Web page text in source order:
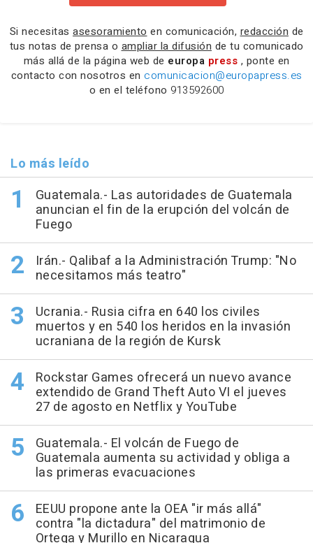
Si necesitas asesoramiento en comunicación, redacción de
tus notas de prensa o ampliar la difusión de tu comunicado
más allá de la página web de europa press , ponte en
contacto con nosotros en comunicacion@europapress.es
o en el teléfono 913592600
Lo más leído
Guatemala.- Las autoridades de Guatemala
anuncian el fin de la erupción del volcán de
Fuego
Irán.- Qalibaf a la Administración Trump: "No
necesitamos más teatro"
Ucrania.- Rusia cifra en 640 los civiles
muertos y en 540 los heridos en la invasión
ucraniana de la región de Kursk
Rockstar Games ofrecerá un nuevo avance
extendido de Grand Theft Auto VI el jueves
27 de agosto en Netflix y YouTube
Guatemala.- El volcán de Fuego de
Guatemala aumenta su actividad y obliga a
las primeras evacuaciones
EEUU propone ante la OEA "ir más allá"
contra "la dictadura" del matrimonio de
Ortega y Murillo en Nicaragua